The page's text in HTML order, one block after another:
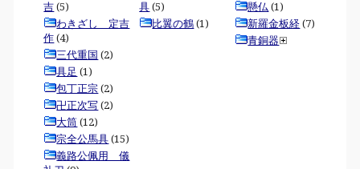
吉 (5)
わきざし 定吉
作 (4)
三代重国 (2)
具足 (1)
包丁正宗 (2)
卍正次写 (2)
大筒 (12)
宗全公馬具 (15)
義路公佩用 儀
具 (5)
比翼の鶴 (1)
懸仏 (1)
新羅金板経 (7)
青銅器